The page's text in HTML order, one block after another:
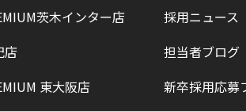
茨木インター店
店
東大阪店
採用ニュース
担当者ブログ
新卒採用応募